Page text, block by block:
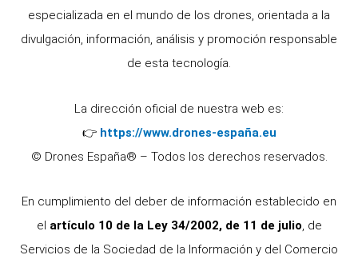
especializada en el mundo de los drones, orientada a la
divulgación, información, análisis y promoción responsable
de esta tecnología.
La dirección oficial de nuestra web es:
👉 https://www.drones-españa.eu
© Drones España® – Todos los derechos reservados.
En cumplimiento del deber de información establecido en
el artículo 10 de la Ley 34/2002, de 11 de julio, de
Servicios de la Sociedad de la Información y del Comercio